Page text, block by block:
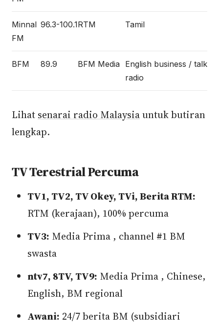
Minnal
FM
96.3-100.1RTM Tamil
BFM 89.9 BFM Media English business / talk
radio
Lihat senarai radio Malaysiauntuk butiran
lengkap.
TV Terestrial Percuma
TV1, TV2, TV Okey, TVi, Berita RTM:
RTM (kerajaan), 100% percuma
TV3: Media Prima , channel #1 BM
swasta
ntv7, 8TV, TV9: Media Prima , Chinese,
English, BM regional
Awani: 24/7 berita BM (subsidiari